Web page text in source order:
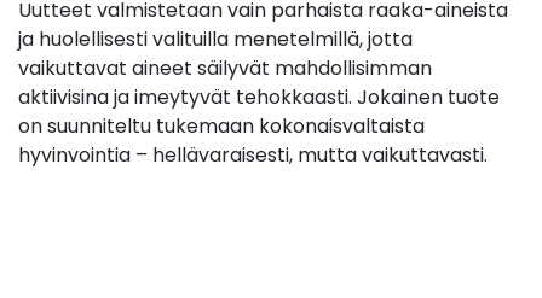
Uutteet valmistetaan vain parhaista raaka-aineista
ja huolellisesti valituilla menetelmillä, jotta
vaikuttavat aineet säilyvät mahdollisimman
aktiivisina ja imeytyvät tehokkaasti. Jokainen tuote
on suunniteltu tukemaan kokonaisvaltaista
hyvinvointia – hellävaraisesti, mutta vaikuttavasti.